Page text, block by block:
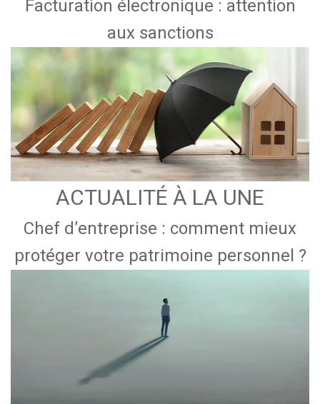
Facturation électronique : attention
aux sanctions
ACTUALITÉ À LA UNE
Chef d’entreprise : comment mieux
protéger votre patrimoine personnel ?